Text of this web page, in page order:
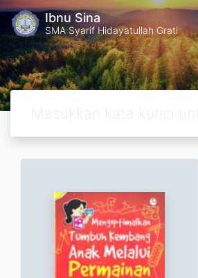
Ibnu Sina
SMA Syarif Hidayatullah Grati